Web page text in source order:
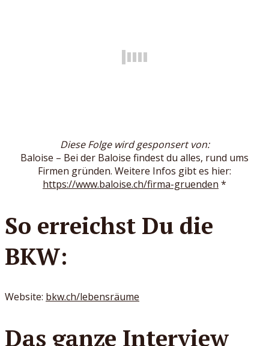
Diese Folge wird gesponsert von:
Baloise – Bei der Baloise findest du alles, rund ums
Firmen gründen. Weitere Infos gibt es hier:
https://www.baloise.ch/firma-gruenden *
So erreichst Du die
BKW:
Website: bkw.ch/lebensräume
Das ganze Interview